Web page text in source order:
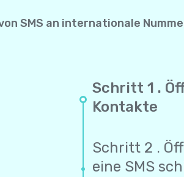
SMS an internationale
Schritt 1 .
Kontakte
Schritt 2 .
eine SMS